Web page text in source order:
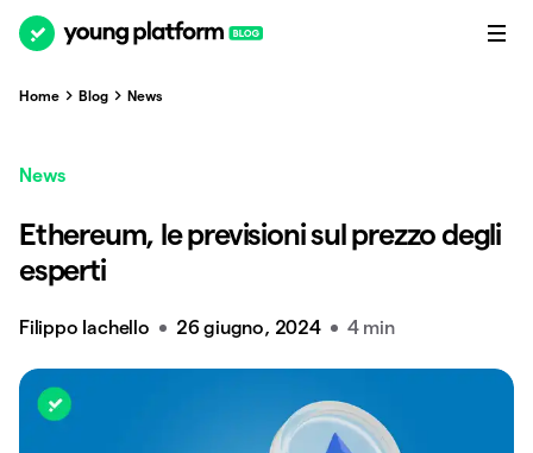
Home Blog News
News
Ethereum, le previsioni sul prezzo degli
esperti
Filippo Iachello 26 giugno, 2024 4 min